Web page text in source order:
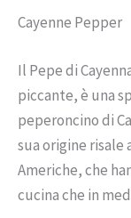
Cayenne Pepper
Il Pepe di
piccante, è una
peperoncino di
sua origine
Americhe, che
cucina che in